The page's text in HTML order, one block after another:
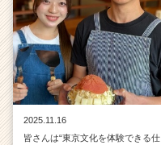
2025.11.16
皆さんは“東京文化を体験できる仕